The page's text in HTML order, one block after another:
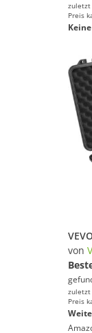
zuletzt
Preis
von
zuletzt
Preis